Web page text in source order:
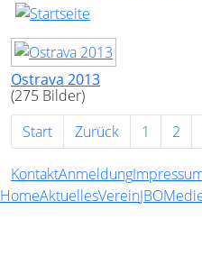
Ostrava 2013
(275 Bilder)
Start
Zurück 1 2
KontaktAnmeldung
HomeAktuellesVereinJBO